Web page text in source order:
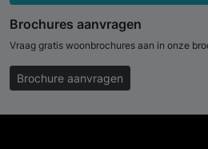
Brochures aanvragen
Vraag gratis woonbrochures aan in onze
Brochure aanvragen